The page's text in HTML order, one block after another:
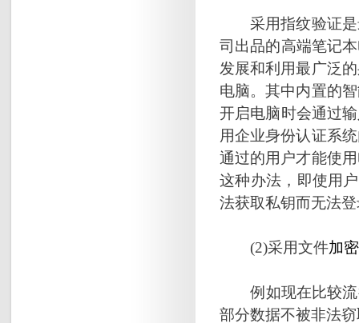
采用指纹验证是
司出品的高端笔记
发展和利用最广泛
电脑。其中内置的
开启电脑时会通过
用企业身份认证系
通过的用户才能使
这种办法，即使用
法获取私钥而无法
(2)采用文件加
例如现在比较流
部分数据不被非法